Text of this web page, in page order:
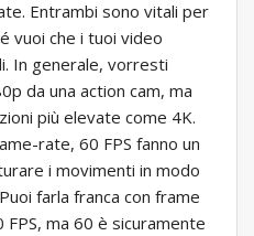
Entrambi sono vitali per
vuoi che i tuoi video
In generale, vorresti
da una action cam, ma
più elevate come 4K.
rate, 60 FPS fanno un
i movimenti in modo
farla franca con frame
ma 60 è sicuramente